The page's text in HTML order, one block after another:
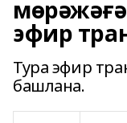
эфир
Тура эфир
башлана.